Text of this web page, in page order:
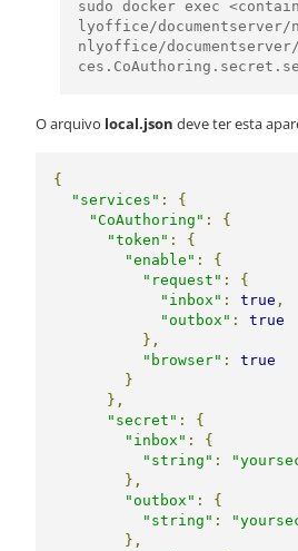
sudo docker exec
lyoffice/
nlyoffice/
O arquivo local.json deve ter esta
{
"services" :
{
"CoAuthoring" :
{
"token" :
{
"enable" :
{
"request" :
{
"inbox" : true ,
"outbox" :
true
},
"browser" :
true
}
},
"secret" :
{
"inbox" :
{
"string" :
},
"outbox" :
{
"string" :
},